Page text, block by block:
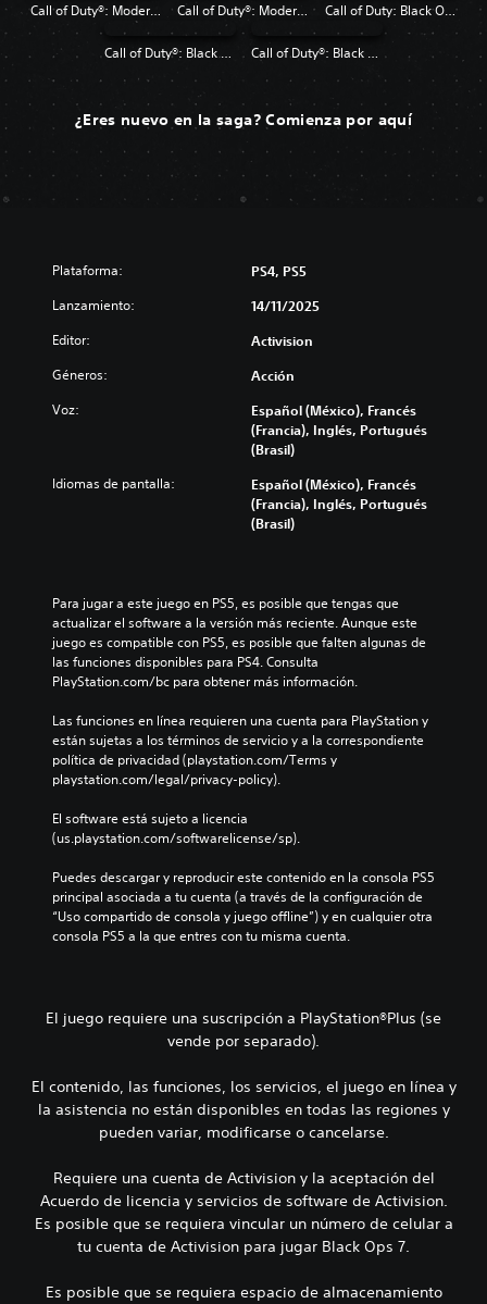
Call of Duty®: Modern Warfare® Call of Duty®: Modern Warfare® 2 Campaign Remastered Call of Duty: Black Ops 4
Call of Duty®: Black Ops Call of Duty®: Black Ops II
¿Eres nuevo en la saga? Comienza por aquí
Plataforma: PS4, PS5
Lanzamiento: 14/11/2025
Editor: Activision
Géneros: Acción
Voz:
Español (México), Francés
(Francia), Inglés, Portugués
(Brasil)
Idiomas de pantalla:
Español (México), Francés
(Francia), Inglés, Portugués
(Brasil)
Para jugar a este juego en PS5, es posible que tengas que
actualizar el software a la versión más reciente. Aunque este
juego es compatible con PS5, es posible que falten algunas de
las funciones disponibles para PS4. Consulta
PlayStation.com/bc para obtener más información.
Las funciones en línea requieren una cuenta para PlayStation y
están sujetas a los términos de servicio y a la correspondiente
política de privacidad (playstation.com/Terms y
playstation.com/legal/privacy-policy).
El software está sujeto a licencia
(us.playstation.com/softwarelicense/sp).
Puedes descargar y reproducir este contenido en la consola PS5
principal asociada a tu cuenta (a través de la configuración de
“Uso compartido de consola y juego offline”) y en cualquier otra
consola PS5 a la que entres con tu misma cuenta.
El juego requiere una suscripción a PlayStation®Plus (se
vende por separado).
El contenido, las funciones, los servicios, el juego en línea y
la asistencia no están disponibles en todas las regiones y
pueden variar, modificarse o cancelarse.
Requiere una cuenta de Activision y la aceptación del
Acuerdo de licencia y servicios de software de Activision.
Es posible que se requiera vincular un número de celular a
tu cuenta de Activision para jugar Black Ops 7.
Es posible que se requiera espacio de almacenamiento